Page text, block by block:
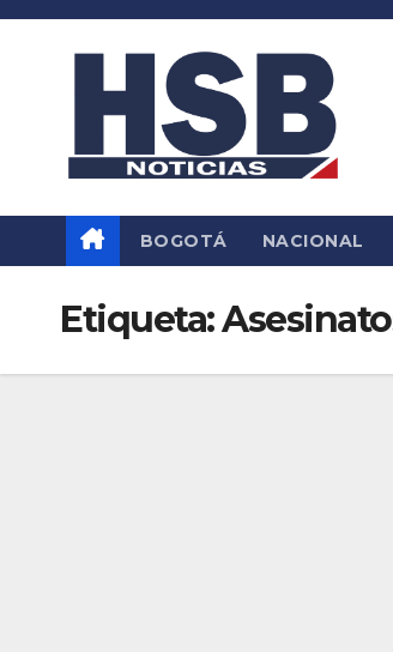
Saltar
BOGOTÁ NACIONAL
Etiqueta: